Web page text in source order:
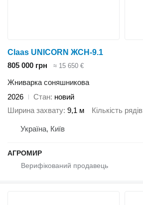
Claas UNICORN ЖСН-9.1
805 000 грн
≈ 15 650 €
Жниварка соняшникова
2026
Стан новий
Ширина захвату 9,1 м Кількість рядів
Україна, Київ
АГРОМИР